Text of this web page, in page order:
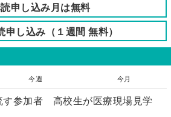
申し込み月は無料
申し込み（１週間 無料）
今週 今月
す参加者 高校生が医療現場見学